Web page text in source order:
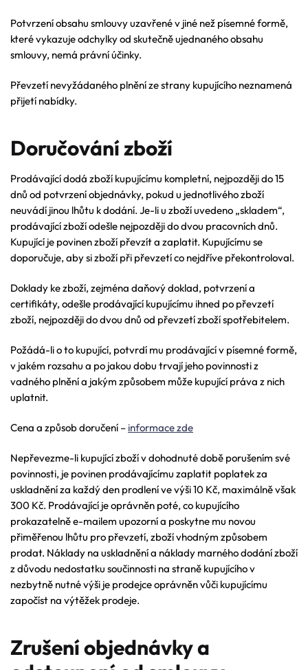
Potvrzení obsahu smlouvy uzavřené v jiné než písemné formě,
které vykazuje odchylky od skutečně ujednaného obsahu
smlouvy, nemá právní účinky.
Převzetí nevyžádaného plnění ze strany kupujícího neznamená
přijetí nabídky.
Doručování zboží
Prodávající dodá zboží kupujícímu kompletní, nejpozději do 15
dnů od potvrzení objednávky, pokud u jednotlivého zboží
neuvádí jinou lhůtu k dodání. Je-li u zboží uvedeno „skladem“,
prodávající zboží odešle nejpozději do dvou pracovních dnů.
Kupující je povinen zboží převzít a zaplatit. Kupujícímu se
doporučuje, aby si zboží při převzetí co nejdříve překontroloval.
Doklady ke zboží, zejména daňový doklad, potvrzení a
certifikáty, odešle prodávající kupujícímu ihned po převzetí
zboží, nejpozději do dvou dnů od převzetí zboží spotřebitelem.
Požádá-li o to kupující, potvrdí mu prodávající v písemné formě,
v jakém rozsahu a po jakou dobu trvají jeho povinnosti z
vadného plnění a jakým způsobem může kupující práva z nich
uplatnit.
Cena a způsob doručení – informace zde
Nepřevezme-li kupující zboží v dohodnuté době porušením své
povinnosti, je povinen prodávajícímu zaplatit poplatek za
uskladnění za každý den prodlení ve výši 10 Kč, maximálně však
300 Kč. Prodávající je oprávněn poté, co kupujícího
prokazatelně e-mailem upozorní a poskytne mu novou
přiměřenou lhůtu pro převzetí, zboží vhodným způsobem
prodat. Náklady na uskladnění a náklady marného dodání zboží
z důvodu nedostatku součinnosti na straně kupujícího v
nezbytně nutné výši je prodejce oprávněn vůči kupujícímu
započíst na výtěžek prodeje.
Zrušení objednávky a